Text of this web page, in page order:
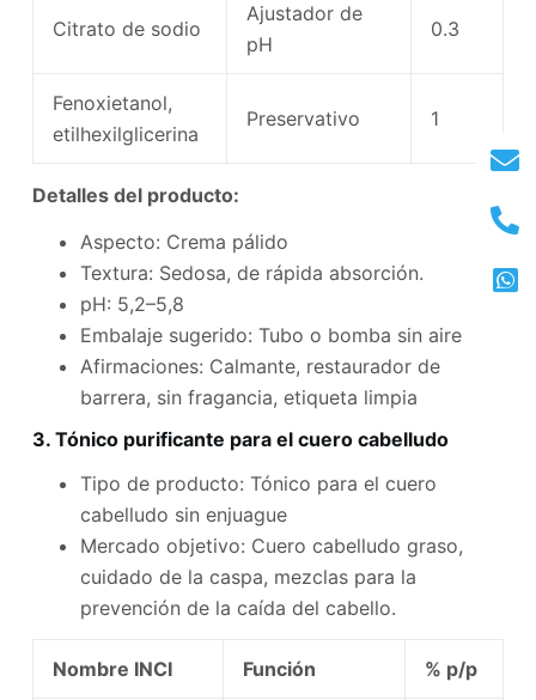
Citrato de sodio
Ajustador de
pH
0.3
Fenoxietanol,
etilhexilglicerina
Preservativo 1
Detalles del producto:
Aspecto: Crema pálido
Textura: Sedosa, de rápida absorción.
pH: 5,2–5,8
Embalaje sugerido: Tubo o bomba sin aire
Afirmaciones: Calmante, restaurador de
barrera, sin fragancia, etiqueta limpia
3. Tónico purificante para el cuero cabelludo
Tipo de producto: Tónico para el cuero
cabelludo sin enjuague
Mercado objetivo: Cuero cabelludo graso,
cuidado de la caspa, mezclas para la
prevención de la caída del cabello.
Nombre INCI Función % p/p